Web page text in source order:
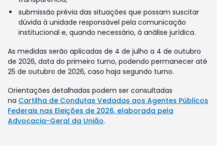
submissão prévia das situações que possam suscitar
dúvida à unidade responsável pela comunicação
institucional e, quando necessário, à análise jurídica.
As medidas serão aplicadas de 4 de julho a 4 de outubro
de 2026, data do primeiro turno, podendo permanecer até
25 de outubro de 2026, caso haja segundo turno.
Orientações detalhadas podem ser consultadas
na Cartilha de Condutas Vedadas aos Agentes Públicos
Federais nas Eleições de 2026, elaborada pela
Advocacia-Geral da União.